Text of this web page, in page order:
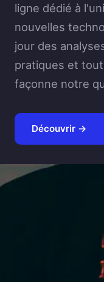
ligne dédié à
nouvelles
jour des
pratiques et
façonne notre
Découvrir →